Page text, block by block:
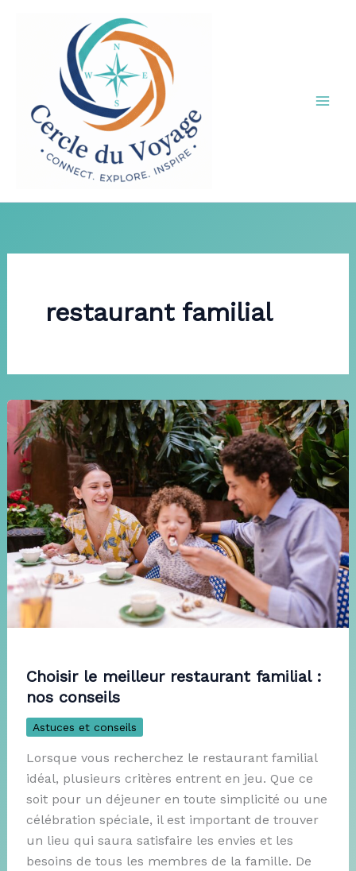
restaurant familial
Choisir le meilleur restaurant familial :
nos conseils
Astuces et conseils
Lorsque vous recherchez le restaurant familial
idéal, plusieurs critères entrent en jeu. Que ce
soit pour un déjeuner en toute simplicité ou une
célébration spéciale, il est important de trouver
un lieu qui saura satisfaire les envies et les
besoins de tous les membres de la famille. De